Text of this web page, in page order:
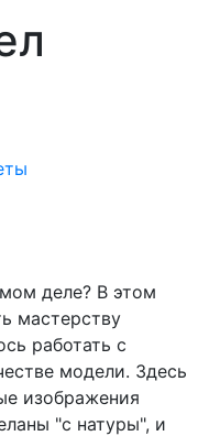
деле? В этом
мастерству
работать с
модели. Здесь
изображения
"с натуры", и